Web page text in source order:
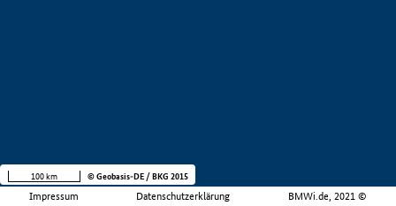
Impressum Datenschutzerklärung BMWi.de, 2021 ©
100 km © Geobasis-DE / BKG 2015